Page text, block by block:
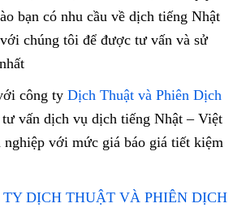
bạn có nhu cầu về dịch tiếng Nhật
chúng tôi để được tư vấn và sử
công ty Dịch Thuật và Phiên Dịch
vấn dịch vụ dịch tiếng Nhật – Việt
nghiệp với mức giá báo giá tiết kiệm
TY DỊCH THUẬT VÀ PHIÊN DỊCH